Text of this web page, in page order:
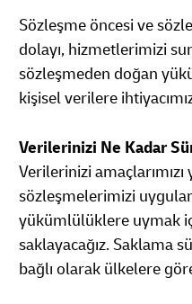
Sözleşme öncesi ve
dolayı, hizmetlerimizi
sözleşmeden doğan
kişisel verilere
Verilerinizi Ne Kadar
Verilerinizi
sözleşmelerimizi
yükümlülüklere uymak
saklayacağız. Saklama
bağlı olarak ülkelere